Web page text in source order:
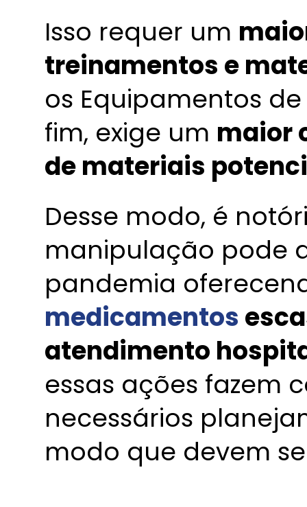
Isso requer um
treinamentos e
os Equipamentos
fim, exige um maior
de materiais
Desse modo, é
manipulação pode
pandemia
medicamentos
atendimento
essas ações fazem
necessários
modo que devem